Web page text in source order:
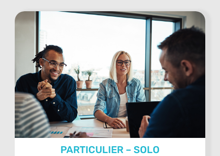
PARTICULIER – SOLO